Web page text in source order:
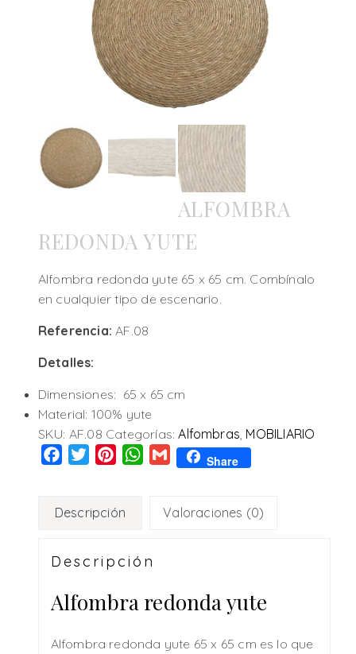
ALFOMBRA
REDONDA YUTE
Alfombra redonda yute 65 x 65 cm. Combínalo
en cualquier tipo de escenario.
Referencia:AF.08
Detalles:
Dimensiones: 65 x 65 cm
Material: 100% yute
SKU: AF.08 Categorías:Alfombras, MOBILIARIO
Facebook
TwitterPinterestWhatsApp
Gmail Share
Descripción Valoraciones (0)
Descripción
Alfombra redonda yute
Alfombra redonda yute 65 x 65 cm es lo que